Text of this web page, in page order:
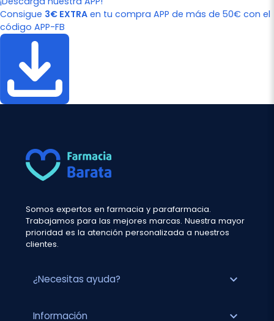
Consigue 3€ EXTRA en tu compra APP de más de 50€ con el
código APP-FB
Somos expertos en farmacia y parafarmacia.
Trabajamos para las mejores marcas. Nuestra mayor
prioridad es la atención personalizada a nuestros
clientes.
¿Necesitas ayuda? expand_more
Información expand_more